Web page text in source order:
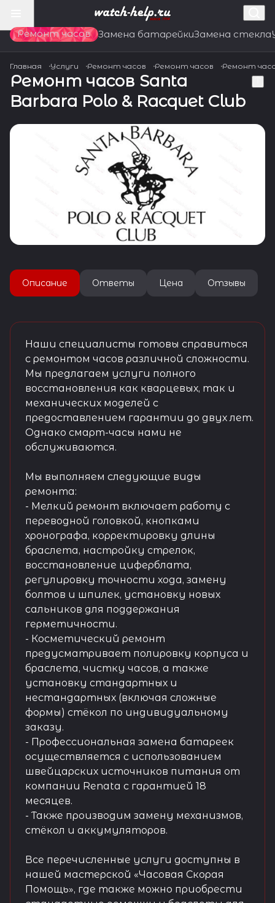
Ремонт часов Замена батарейкиЗамена стекла
Главная Услуги Ремонт часов Ремонт часов Ремонт
Ремонт часов Santa
Barbara Polo & Racquet Club
Описание Ответы Цена Отзывы
Наши специалисты готовы справиться
с ремонтом часов различной сложности.
Мы предлагаем услуги полного
восстановления как кварцевых, так и
механических моделей с
предоставлением гарантии до двух лет.
Однако смарт-часы нами не
обслуживаются.
Мы выполняем следующие виды
ремонта:
- Мелкий ремонт включает работу с
переводной головкой, кнопками
хронографа, корректировку длины
браслета, настройку стрелок,
восстановление циферблата,
регулировку точности хода, замену
болтов и шпилек, установку новых
сальников для поддержания
герметичности.
- Косметический ремонт
предусматривает полировку корпуса и
браслета, чистку часов, а также
установку стандартных и
нестандартных (включая сложные
формы) стёкол по индивидуальному
заказу.
- Профессиональная замена батареек
осуществляется с использованием
швейцарских источников питания от
компании Renata с гарантией 18
месяцев.
- Также производим замену механизмов,
стёкол и аккумуляторов.
Все перечисленные услуги доступны в
нашей мастерской «Часовая Скорая
Помощь», где также можно приобрести